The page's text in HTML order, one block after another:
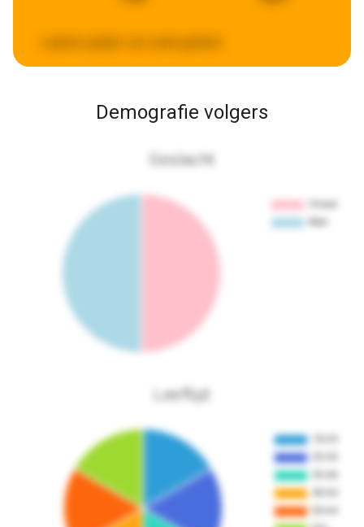
Demografie volgers
Geslacht
Leeftijd